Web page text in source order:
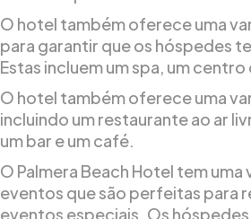
O hotel também oferece uma
para garantir que os hóspedes
Estas incluem um spa, um
O hotel também oferece uma
incluindo um restaurante ao ar
um bar e um café.
O Palmera Beach Hotel tem
eventos que são perfeitas para
eventos especiais. Os